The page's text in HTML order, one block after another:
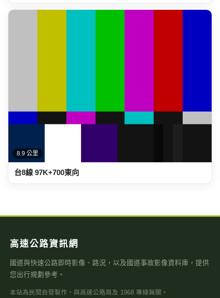
8.9 公里
台8線 97K+700東向
高速公路資訊網
國道與快速公路即時影像、路況，以及國道事故影像資料庫，提供
您出行規劃參考。
本站為民間自發製作，與高速公路局及 1968 專線無關。